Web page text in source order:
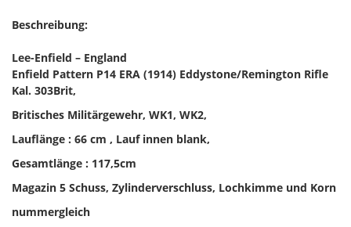
Beschreibung:
Lee-Enfield – England
Enfield Pattern P14 ERA (1914) Eddystone/Remington Rifle
Kal. 303Brit,
Britisches Militärgewehr, WK1, WK2,
Lauflänge : 66 cm , Lauf innen blank,
Gesamtlänge : 117,5cm
Magazin 5 Schuss, Zylinderverschluss, Lochkimme und Korn
nummergleich